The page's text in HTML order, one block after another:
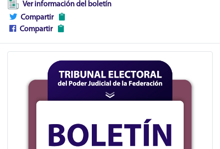
Ver información del boletín
Compartir
Compartir